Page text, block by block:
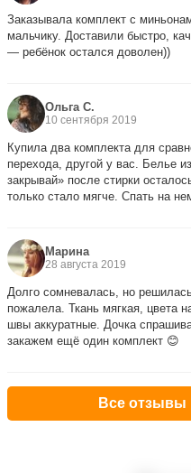
Заказывала комплект с
мальчику. Доставили быстро,
— ребёнок остался доволен))
Ольга С.
10 сентября 2019
Купила два комплекта для
перехода, другой у вас. Белье
закрывай» после стирки
только стало мягче. Спать на
Марина
28 августа 2019
Долго сомневалась, но
пожалела. Ткань мягкая, цвета
швы аккуратные. Дочка
закажем ещё один комплект 😊
Все отзывы